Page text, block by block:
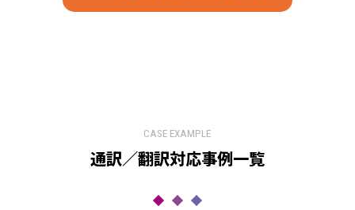
CASE EXAMPLE
通訳／翻訳対応事例⼀覧